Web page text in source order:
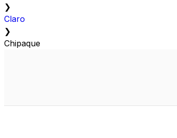
❯
Claro
❯
Chipaque